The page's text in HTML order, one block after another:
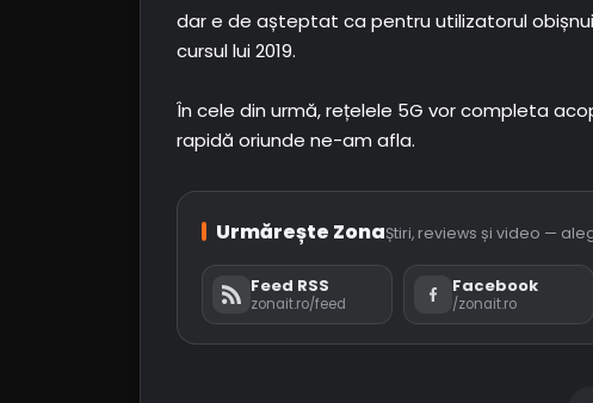
dar e de așteptat ca pentru utilizatorul
cursul lui 2019.
În cele din urmă, rețelele 5G vor completa
rapidă oriunde ne-am afla.
Urmărește ZonaȘtiri, reviews și video —
Feed RSS
zonait.ro/feed
Facebook
/zonait.ro